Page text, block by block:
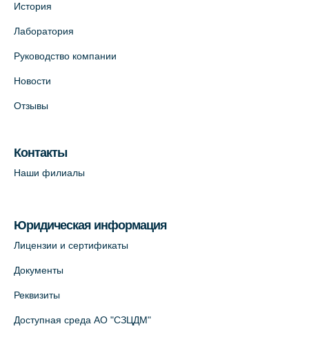
История
Лаборатория
Руководство компании
Новости
Отзывы
Контакты
Наши филиалы
Юридическая информация
Лицензии и сертификаты
Документы
Реквизиты
Доступная среда АО "СЗЦДМ"